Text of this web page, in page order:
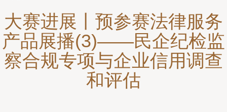
大赛进展丨预参赛法律服务
产品展播(3)——民企纪检监
察合规专项与企业信用调查
和评估